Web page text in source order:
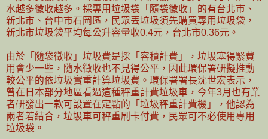
水越多徵收越多。採專用垃圾袋「隨袋徵收」的有台北市、
新北市、台中市石岡區，民眾丟垃圾須先購買專用垃圾袋，
新北市垃圾袋平均每公升容量收0.4元，台北市0.36元。
由於「隨袋徵收」垃圾費是採「容積計費」，垃圾塞得緊費
用會少一些，隨水徵收也不見得公平，因此環保署研擬推動
較公平的依垃圾實重計算垃圾費。環保署署長沈世宏表示，
曾在日本部分地區看過這種秤重計費垃圾車，今年3月也有業
者研發出一款可設置在定點的「垃圾秤重計費機」，他認為
兩者若結合，垃圾車可秤重刷卡付費，民眾可不必使用專用
垃圾袋。